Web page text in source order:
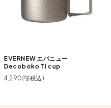
EVERNEW エバニュー
Decoboko Ti cup
4,290円(税込)